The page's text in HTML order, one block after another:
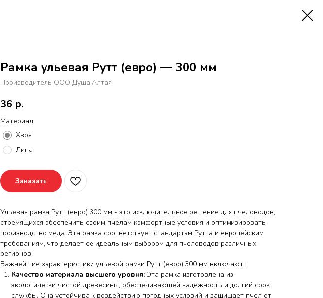
Рамка ульевая Рутт (евро) — 300 мм
Производитель ООО Душа Алтая
36 р.
Материал
Хвоя
Липа
Заказать
Ульевая рамка Рутт (евро) 300 мм - это исключительное решение для пчеловодов,
стремящихся обеспечить своим пчелам комфортные условия и оптимизировать
производство меда. Эта рамка соответствует стандартам Рутта и европейским
требованиям, что делает ее идеальным выбором для пчеловодов различных
регионов.
Важнейшие характеристики ульевой рамки Рутт (евро) 300 мм включают:
Качество материала высшего уровня: Эта рамка изготовлена из
экологически чистой древесины, обеспечивающей надежность и долгий срок
службы. Она устойчива к воздействию погодных условий и защищает пчел от